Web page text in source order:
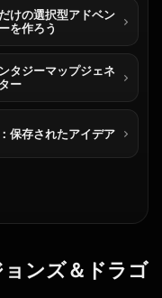
けの選択型アドベン
を作ろう
タジーマップジェネ
ー
保存されたアイデア
ンズ＆ドラゴ